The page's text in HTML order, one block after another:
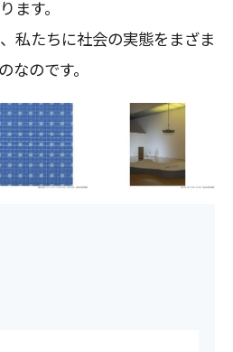
ます。
私たちに社会の実態をまざま
なのです。